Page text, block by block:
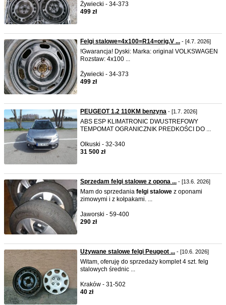
Żywiecki - 34-373
499 zł
Felgi stalowe=4x100=R14=orig.V ... - [4.7. 2026]
!Gwarancja! Dyski: Marka: original VOLKSWAGEN
Rozstaw: 4x100 ...
Żywiecki - 34-373
499 zł
PEUGEOT 1.2 110KM benzyna - [1.7. 2026]
ABS ESP KLIMATRONIC DWUSTREFOWY
TEMPOMAT OGRANICZNIK PREDKOŚCI DO ...
Olkuski - 32-340
31 500 zł
Sprzedam felgi stalowe z opona ... - [13.6. 2026]
Mam do sprzedania felgi stalowe z oponami
zimowymi i z kołpakami. ...
Jaworski - 59-400
290 zł
Używane stalowe felgi Peugeot ... - [10.6. 2026]
Witam, oferuję do sprzedaży komplet 4 szt. felg
stalowych średnic ...
Kraków - 31-502
40 zł